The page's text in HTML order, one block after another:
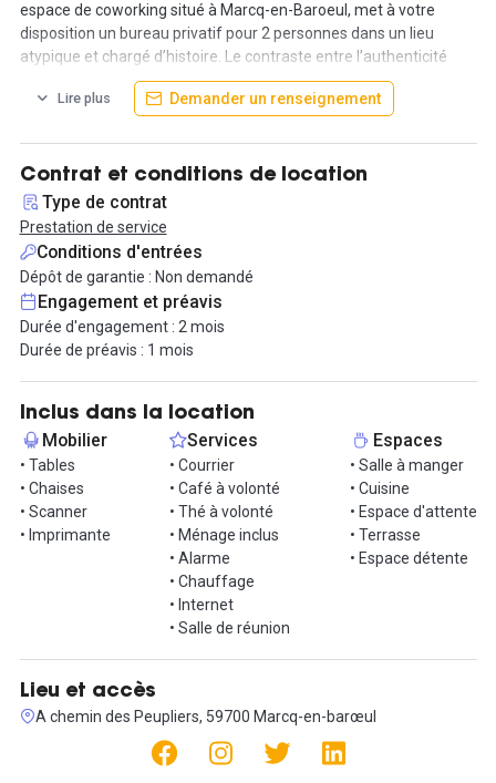
espace de coworking situé à Marcq-en-Baroeul, met à votre
disposition un bureau privatif pour 2 personnes dans un lieu
atypique et chargé d’histoire. Le contraste entre l’authenticité
bien marquée des lieux, la réhabilitation des matériaux anciens et
la rénovation chaleureuse de la maison font leur effet d’entrée.
L’ensemble des prestations sont clefs en main et sans
engagement avec d’innombrables services associés afin de vous
permettre de vous épanouir dans votre travail. Vous aurez
également à votre disposition des espaces de travail partagé ou
privé et des salles de réunion.
Avec la location de cet espace de travail, l'accès se fait 24h/24, 7
jours sur 7. Également à disposition, une connexion internet haut
débit, système d'impression wifi, ainsi qu'une salle de réunion
équipée. Côté détente, des espaces communs avec cuisine
équipée pour déjeuner, et un coin détente avec canapé pour se
relaxer.
La communauté des coworkers est un élément essentiel de la
Maison. Ainsi, en plus de votre bureau vous pourrez bénéficier
d’un grand nombre d’événements afin de faire connaissance de
vos voisins (afterwork, petit-déj, pitch…), d’ateliers et formations
dispensés par des professionnels mais aussi des activités fun et
sportives (tennis, escalade, yoga…).
Contactez-nous afin d'organiser la visite qu'il vous faut !
Lire plus Demander un renseignement
Contrat et conditions de location
Type de contrat
Prestation de service
Conditions d'entrées
Dépôt de garantie : Non demandé
Engagement et préavis
Durée d'engagement : 2 mois
Durée de préavis : 1 mois
Inclus dans la location
Mobilier
• Tables
• Chaises
• Scanner
• Imprimante
Services
• Courrier
• Café à volonté
• Thé à volonté
• Ménage inclus
• Alarme
• Chauffage
• Internet
• Salle de réunion
Espaces
• Salle à manger
• Cuisine
• Espace d'attente
• Terrasse
• Espace détente
Lieu et accès
A chemin des Peupliers, 59700 Marcq-en-barœul